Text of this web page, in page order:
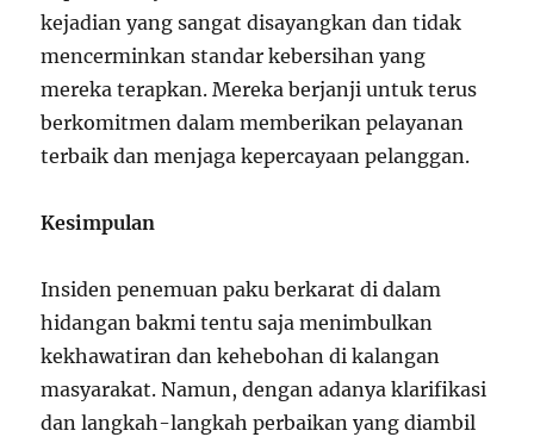
kejadian yang sangat disayangkan dan tidak
mencerminkan standar kebersihan yang
mereka terapkan. Mereka berjanji untuk terus
berkomitmen dalam memberikan pelayanan
terbaik dan menjaga kepercayaan pelanggan.
Kesimpulan
Insiden penemuan paku berkarat di dalam
hidangan bakmi tentu saja menimbulkan
kekhawatiran dan kehebohan di kalangan
masyarakat. Namun, dengan adanya klarifikasi
dan langkah-langkah perbaikan yang diambil